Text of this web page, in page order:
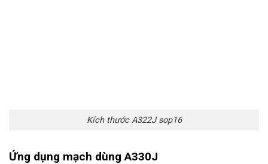
Kích thước A322J sop16
Ứng dụng mạch dùng A330J